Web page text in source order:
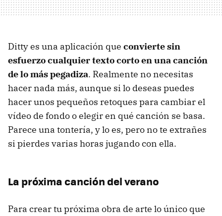
Ditty es una aplicación que convierte sin
esfuerzo cualquier texto corto en una canción
de lo más pegadiza. Realmente no necesitas
hacer nada más, aunque si lo deseas puedes
hacer unos pequeños retoques para cambiar el
vídeo de fondo o elegir en qué canción se basa.
Parece una tontería, y lo es, pero no te extrañes
si pierdes varias horas jugando con ella.
La próxima canción del verano
Para crear tu próxima obra de arte lo único que